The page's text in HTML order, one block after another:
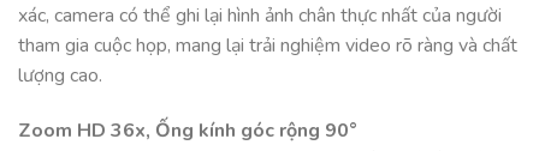
xác, camera có thể ghi lại hình ảnh chân thực nhất của người
tham gia cuộc họp, mang lại trải nghiệm video rõ ràng và chất
lượng cao.
Zoom HD 36x, Ống kính góc rộng 90°